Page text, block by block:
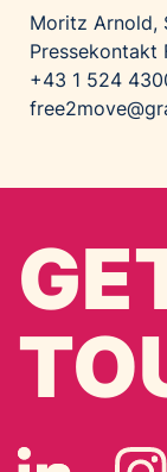
Moritz Arnold,
Pressekontakt
+43 1 524